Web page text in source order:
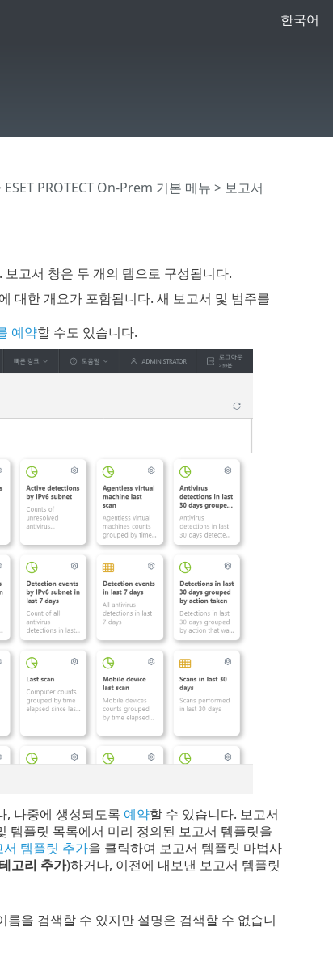
한국어
ESET PROTECT On-Prem 기본 메뉴 > 보고서
고서 창은 두 개의 탭으로 구성됩니다.
대한 개요가 포함됩니다. 새 보고서 및 범주를
예약할 수도 있습니다.
, 나중에 생성되도록 예약할 수 있습니다. 보고서
템플릿 목록에서 미리 정의된 보고서 템플릿을
서 템플릿 추가을 클릭하여 보고서 템플릿 마법사
고리 추가)하거나, 이전에 내보낸 보고서 템플릿
을 검색할 수 있지만 설명은 검색할 수 없습니